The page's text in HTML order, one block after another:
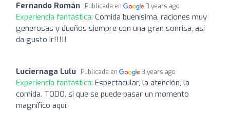
Fernando Román Publicada en 3 years ago
Experiencia fantástica: Comida buenísima, raciones muy
generosas y dueños siempre con una gran sonrisa, así
da gusto ir!!!!!
Luciernaga Lulu Publicada en 3 years ago
Experiencia fantástica: Espectacular, la atención, la
comida. TODO. si que se puede pasar un momento
magnífico aquí.